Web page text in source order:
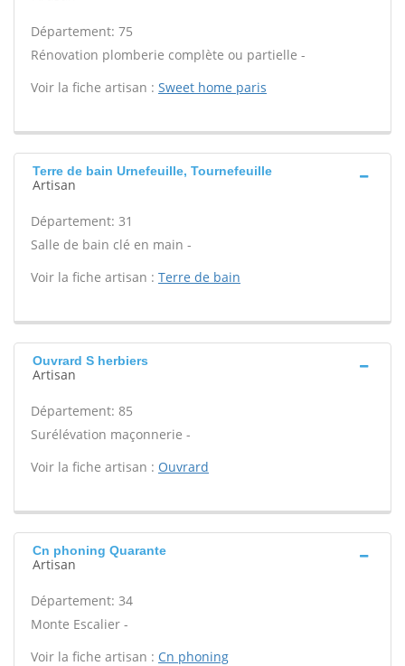
Département: 75
Rénovation plomberie complète ou partielle -
Voir la fiche artisan : Sweet home paris
Terre de bain Urnefeuille, Tournefeuille
Artisan
Département: 31
Salle de bain clé en main -
Voir la fiche artisan : Terre de bain
Ouvrard S herbiers
Artisan
Département: 85
Surélévation maçonnerie -
Voir la fiche artisan : Ouvrard
Cn phoning Quarante
Artisan
Département: 34
Monte Escalier -
Voir la fiche artisan : Cn phoning